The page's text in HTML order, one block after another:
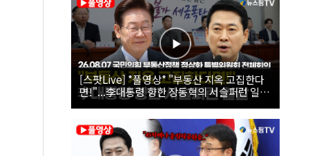
[스팟Live] *풀영상* "부동산 지옥 고집한다
면!"...李대통령 향한 장동혁의 서슬퍼런 일갈
| 26.08.07 국민의힘 부동산정책 정상화 특별
위원회 전체회의